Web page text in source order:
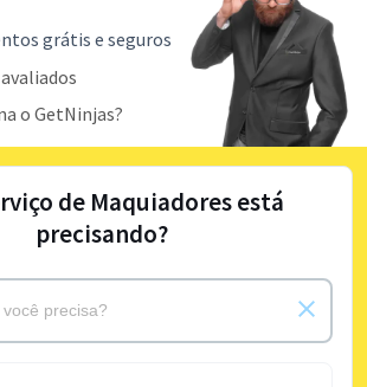
grátis e seguros
o GetNinjas?
de Maquiadores está
precisando?